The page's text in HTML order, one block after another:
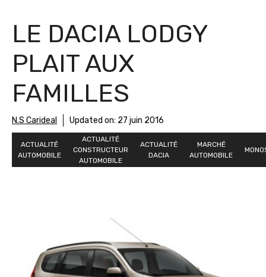
LE DACIA LODGY
PLAIT AUX
FAMILLES
N.S Carideal Updated on: 27 juin 2016
ACTUALITÉ
AUTOMOBILE
ACTUALITÉ
CONSTRUCTEUR
AUTOMOBILE
ACTUALITÉ
DACIA
MARCHÉ
AUTOMOBILE